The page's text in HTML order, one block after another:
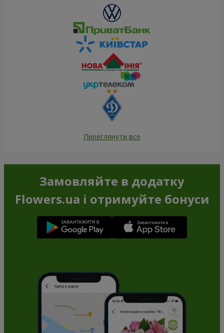
Переглянути все
Замовляйте в додатку
Flowers.ua і отримуйте бонуси